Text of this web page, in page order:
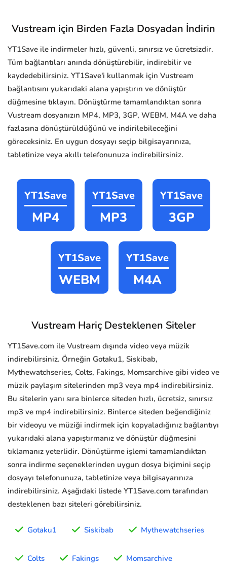
Vustream için Birden Fazla Dosyadan İndirin
YT1Save ile indirmeler hızlı, güvenli, sınırsız ve ücretsizdir.
Tüm bağlantıları anında dönüştürebilir, indirebilir ve
kaydedebilirsiniz. YT1Save'i kullanmak için Vustream
bağlantısını yukarıdaki alana yapıştırın ve dönüştür
düğmesine tıklayın. Dönüştürme tamamlandıktan sonra
Vustream dosyanızın MP4, MP3, 3GP, WEBM, M4A ve daha
fazlasına dönüştürüldüğünü ve indirilebileceğini
göreceksiniz. En uygun dosyayı seçip bilgisayarınıza,
tabletinize veya akıllı telefonunuza indirebilirsiniz.
YT1Save
MP4
YT1Save
MP3
YT1Save
3GP
YT1Save
WEBM
YT1Save
M4A
Vustream Hariç Desteklenen Siteler
YT1Save.com ile Vustream dışında video veya müzik
indirebilirsiniz. Örneğin Gotaku1, Siskibab,
Mythewatchseries, Colts, Fakings, Momsarchive gibi video ve
müzik paylaşım sitelerinden mp3 veya mp4 indirebilirsiniz.
Bu sitelerin yanı sıra binlerce siteden hızlı, ücretsiz, sınırsız
mp3 ve mp4 indirebilirsiniz. Binlerce siteden beğendiğiniz
bir videoyu ve müziği indirmek için kopyaladığınız bağlantıyı
yukarıdaki alana yapıştırmanız ve dönüştür düğmesini
tıklamanız yeterlidir. Dönüştürme işlemi tamamlandıktan
sonra indirme seçeneklerinden uygun dosya biçimini seçip
dosyayı telefonunuza, tabletinize veya bilgisayarınıza
indirebilirsiniz. Aşağıdaki listede YT1Save.com tarafından
desteklenen bazı siteleri görebilirsiniz.
Gotaku1 Siskibab Mythewatchseries
Colts Fakings Momsarchive